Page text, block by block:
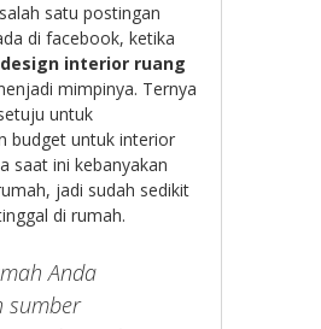
satu postingan
di facebook, ketika
design interior ruang
mimpinya. Ternya
untuk
budget untuk interior
saat ini kebanyakan
jadi sudah sedikit
di rumah.
Anda
sumber